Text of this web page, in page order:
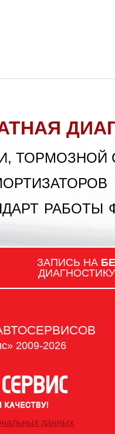
ТОРМОЗНОЙ
РАБОТЫ
ЗАПИСЬ НА
2009-2026
данных